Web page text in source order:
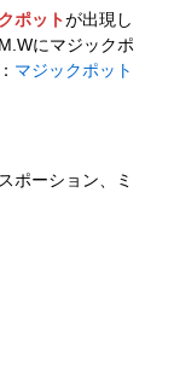
ポットが出現し
にマジックポ
マジックポット
ポーション、ミ